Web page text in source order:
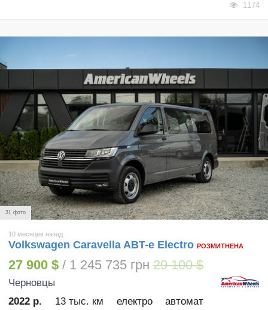
1174
31 фото
10 месяцев назад
Volkswagen Caravella ABT-e Electro РОЗМИТНЕНА
27 900 $ / 1 245 735 грн 29 100 $
Черновцы
2022 р.
13 тыс. км електро автомат